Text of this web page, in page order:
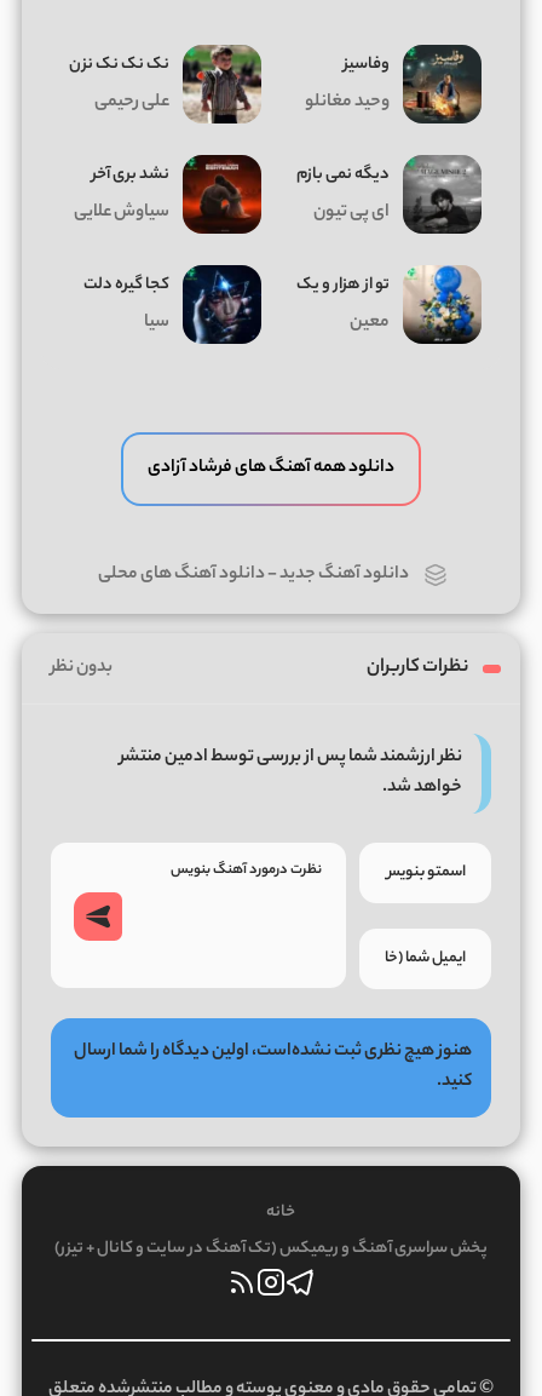
وفاسیز
وحید مغانلو
نک نک نک نزن
علی رحیمی
دیگه نمی بازم
ای پی تیون
نشد بری آخر
سیاوش علایی
تو از هزار و یک
معین
کجا گیره دلت
سیا
دانلود همه آهنگ های فرشاد آزادی
دانلود آهنگ جدید-دانلود آهنگ های محلی
نظرات کاربران بدون نظر
نظر ارزشمند شما پس از بررسی توسط ادمین منتشر
خواهد شد.
هنوز هیچ نظری ثبت نشده‌است، اولین دیدگاه را شما ارسال
کنید.
خانه
پخش سراسری آهنگ و ریمیکس (تک آهنگ در سایت و کانال + تیزر)
© تمامی حقوق مادی و معنوی پوسته و مطالب منتشرشده متعلق